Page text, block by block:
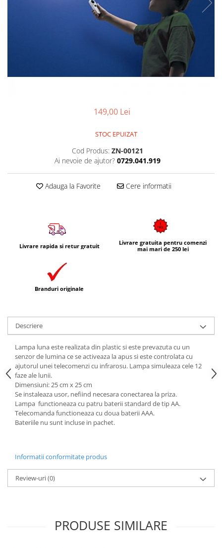
149,00 Lei
STOC EPUIZAT
Cod Produs: ZN-00121
Ai nevoie de ajutor? 0729.041.919
Adauga la Favorite Cere informatii
Livrare rapida si retur gratuit
Livrare gratuita pentru comenzi
mai mari de 250 lei
Branduri originale
Descriere
Lampa luna este realizata din plastic si este prevazuta cu un
senzor de lumina ce se activeaza la apus si este controlata cu
ajutorul unei telecomenzi cu infrarosu. Lampa simuleaza cele 12
faze ale lunii.
Dimensiuni: 25 cm x 25 cm
Se instaleaza usor, nefiind necesara conectarea la priza.
Lampa functioneaza cu patru baterii standard de tip AA.
Telecomanda functioneaza cu doua baterii AAA.
Bateriile nu sunt incluse in pachet.
Informatii conformitate produs
Review-uri(0)
PRODUSE SIMILARE